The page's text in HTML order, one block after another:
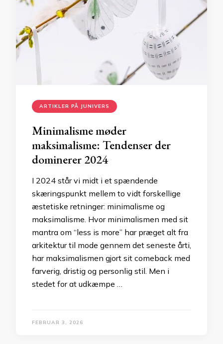
ARTIKLER PÅ JUNIVERS
Minimalisme møder
maksimalisme: Tendenser der
dominerer 2024
I 2024 står vi midt i et spændende
skæringspunkt mellem to vidt forskellige
æstetiske retninger: minimalisme og
maksimalisme. Hvor minimalismen med sit
mantra om “less is more” har præget alt fra
arkitektur til mode gennem det seneste årti,
har maksimalismen gjort sit comeback med
farverig, dristig og personlig stil. Men i
stedet for at udkæmpe …
FEBRUAR 3, 2026